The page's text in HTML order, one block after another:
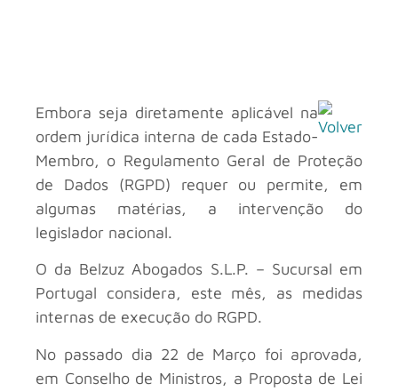
Embora seja diretamente aplicável na
ordem jurídica interna de cada Estado-
Membro, o Regulamento Geral de Proteção
de Dados (RGPD) requer ou permite, em
algumas matérias, a intervenção do
legislador nacional.
O da Belzuz Abogados S.L.P. – Sucursal em
Portugal considera, este mês, as medidas
internas de execução do RGPD.
No passado dia 22 de Março foi aprovada,
em Conselho de Ministros, a Proposta de Lei